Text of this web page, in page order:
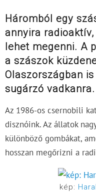
Háromból egy
annyira
lehet megenni. A
a szászok
Olaszországban
sugárzó vadkanra.
Az 1986-os csernobili
disznóink. Az állatok
különböző gombákat,
hosszan megőrizni a
kép: